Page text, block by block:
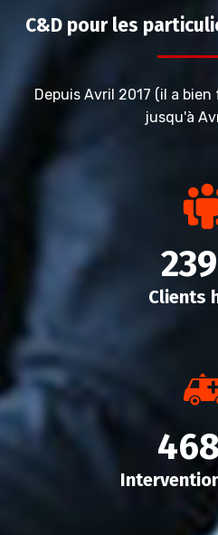
C&D pour les
Depuis Avril 2017 (il a
jusqu'à
Clients